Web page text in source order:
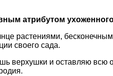
атрибутом
растениями,
своего сада.
верхушки и оставляю всю